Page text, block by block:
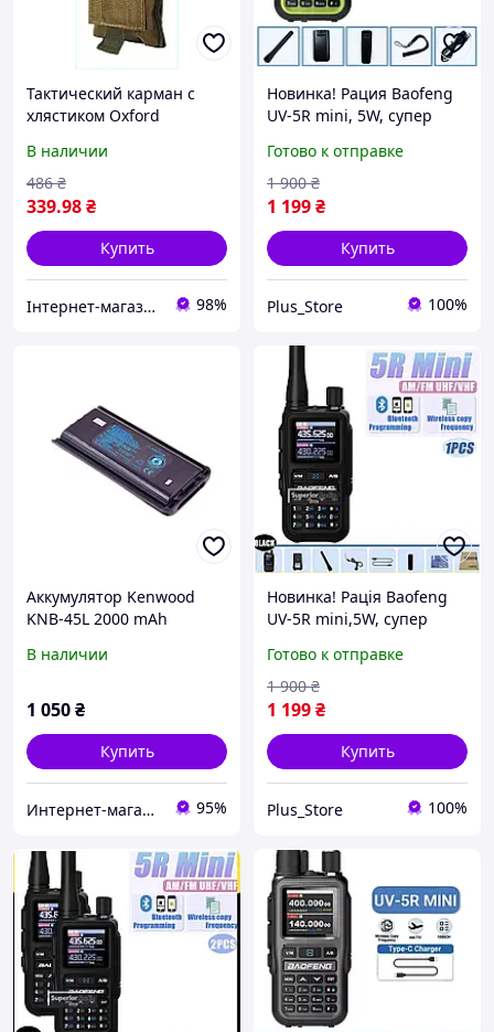
Тактический карман с
хлястиком Oxford
В наличии
339.98₴
486 ₴
Купить
Інтернет-магазин NeonLemon 98%
Новинка! Рация Baofeng
UV-5R mini, 5W, супер
рация, 999 каналов,
Bluetooth, Type-C, GREEN
Готово к отправке
1 199₴
1 900 ₴
Купить
Plus_Store 100%
Аккумулятор Kenwood
KNB-45L 2000 mAh
В наличии
1 050₴
Купить
Интернет-магазин "Находка" 95%
Новинка! Рація Baofeng
UV-5R mini,5W, супер
рація, 999
каналів,Bluetooth, Type-C
Готово к отправке
1 199₴
1 900 ₴
Купить
Plus_Store 100%